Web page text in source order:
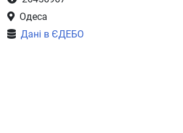
Одеса
Дані в ЄДЕБО